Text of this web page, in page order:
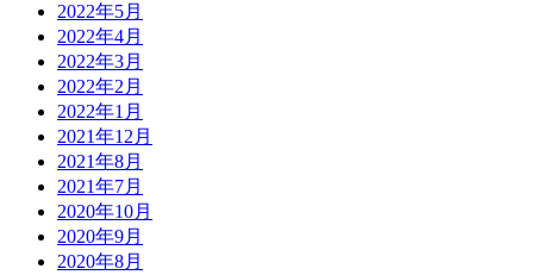
2022年5月
2022年4月
2022年3月
2022年2月
2022年1月
2021年12月
2021年8月
2021年7月
2020年10月
2020年9月
2020年8月